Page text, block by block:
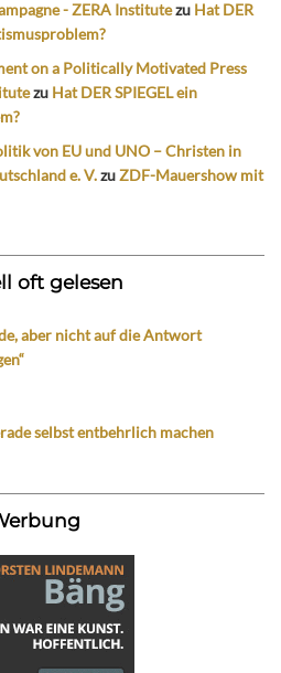
- ZERA Institutezu Hat DER
on a Politically Motivated Press
zu Hat DER SPIEGEL ein
von EU und UNO – Christen in
e. V.zuZDF-Mauershow mit
oft gelesen
aber nicht auf die Antwort
selbst entbehrlich machen